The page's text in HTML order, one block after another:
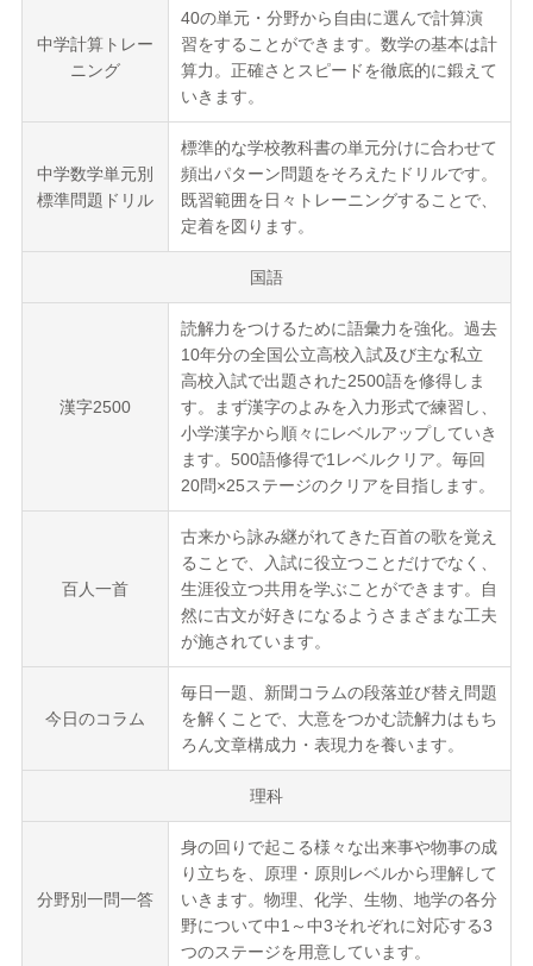
中学計算トレー
ニング
40の単元・分野から自由に選んで計算演
習をすることができます。数学の基本は計
算力。正確さとスピードを徹底的に鍛えて
いきます。
中学数学単元別
標準問題ドリル
標準的な学校教科書の単元分けに合わせて
頻出パターン問題をそろえたドリルです。
既習範囲を日々トレーニングすることで、
定着を図ります。
国語
漢字2500
読解力をつけるために語彙力を強化。過去
10年分の全国公立高校入試及び主な私立
高校入試で出題された2500語を修得しま
す。まず漢字のよみを入力形式で練習し、
小学漢字から順々にレベルアップしていき
ます。500語修得で1レベルクリア。毎回
20問×25ステージのクリアを目指します。
百人一首
古来から詠み継がれてきた百首の歌を覚え
ることで、入試に役立つことだけでなく、
生涯役立つ共用を学ぶことができます。自
然に古文が好きになるようさまざまな工夫
が施されています。
今日のコラム
毎日一題、新聞コラムの段落並び替え問題
を解くことで、大意をつかむ読解力はもち
ろん文章構成力・表現力を養います。
理科
分野別一問一答
身の回りで起こる様々な出来事や物事の成
り立ちを、原理・原則レベルから理解して
いきます。物理、化学、生物、地学の各分
野について中1～中3それぞれに対応する3
つのステージを用意しています。